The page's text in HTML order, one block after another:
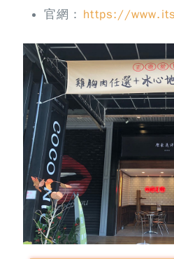
官網： https://